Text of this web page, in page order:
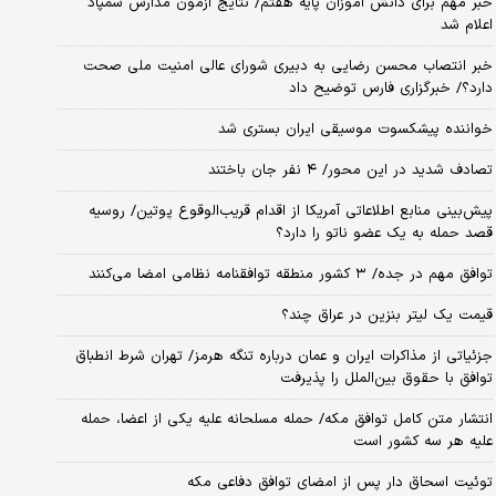
اعلام شد
خبر انتصاب محسن رضایی به دبیری شورای عالی امنیت ملی صحت
دارد؟/ خبرگزاری فارس توضیح داد
خواننده پیشکسوت موسیقی ایران بستری شد
تصادف شدید در این محور/ ۴ نفر جان باختند
پیش‌بینی منابع اطلاعاتی آمریکا از اقدام قریب‌الوقوع پوتین/ روسیه
قصد حمله به یک عضو ناتو را دارد؟
توافق مهم در جده/ ۳ کشور منطقه توافقنامه نظامی امضا می‌کنند
قیمت یک لیتر بنزین در عراق چند؟
جزئیاتی از مذاکرات ایران و عمان درباره تنگه هرمز/ تهران شرط انطباق
توافق با حقوق بین‌الملل را پذیرفت
انتشار متن کامل توافق مکه/ حمله مسلحانه علیه یکی از اعضا، حمله
علیه هر سه کشور است
توئیت اسحاق دار پس از امضای توافق دفاعی مکه